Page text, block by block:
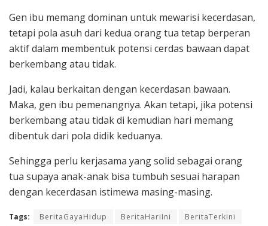
Gen ibu memang dominan untuk mewarisi kecerdasan,
tetapi pola asuh dari kedua orang tua tetap berperan
aktif dalam membentuk potensi cerdas bawaan dapat
berkembang atau tidak.
Jadi, kalau berkaitan dengan kecerdasan bawaan.
Maka, gen ibu pemenangnya. Akan tetapi, jika potensi
berkembang atau tidak di kemudian hari memang
dibentuk dari pola didik keduanya.
Sehingga perlu kerjasama yang solid sebagai orang
tua supaya anak-anak bisa tumbuh sesuai harapan
dengan kecerdasan istimewa masing-masing.
Tags: BeritaGayaHidup BeritaHariIni
BeritaTerkini